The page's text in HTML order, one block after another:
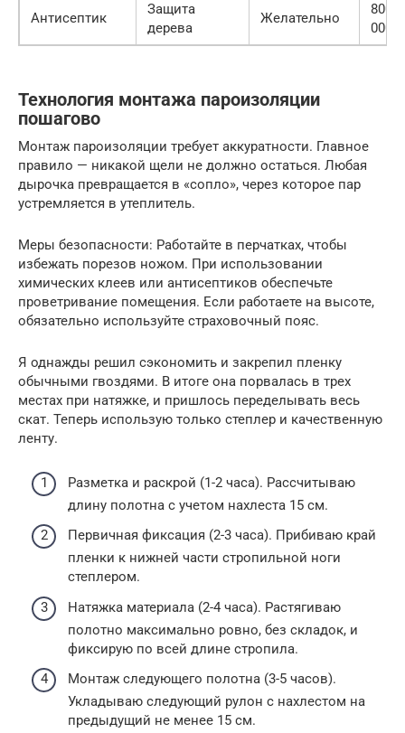
Антисептик
Защита
дерева
Желательно
800
000
Технология монтажа пароизоляции
пошагово
Монтаж пароизоляции требует аккуратности. Главное
правило — никакой щели не должно остаться. Любая
дырочка превращается в «сопло», через которое пар
устремляется в утеплитель.
Меры безопасности: Работайте в перчатках, чтобы
избежать порезов ножом. При использовании
химических клеев или антисептиков обеспечьте
проветривание помещения. Если работаете на высоте,
обязательно используйте страховочный пояс.
Я однажды решил сэкономить и закрепил пленку
обычными гвоздями. В итоге она порвалась в трех
местах при натяжке, и пришлось переделывать весь
скат. Теперь использую только степлер и качественную
ленту.
Разметка и раскрой (1-2 часа). Рассчитываю
длину полотна с учетом нахлеста 15 см.
Первичная фиксация (2-3 часа). Прибиваю край
пленки к нижней части стропильной ноги
степлером.
Натяжка материала (2-4 часа). Растягиваю
полотно максимально ровно, без складок, и
фиксирую по всей длине стропила.
Монтаж следующего полотна (3-5 часов).
Укладываю следующий рулон с нахлестом на
предыдущий не менее 15 см.